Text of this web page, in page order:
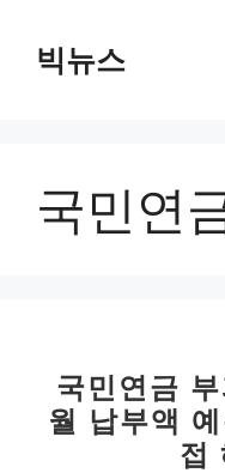
빅뉴스
국민연
국민연금
월 납부액
접